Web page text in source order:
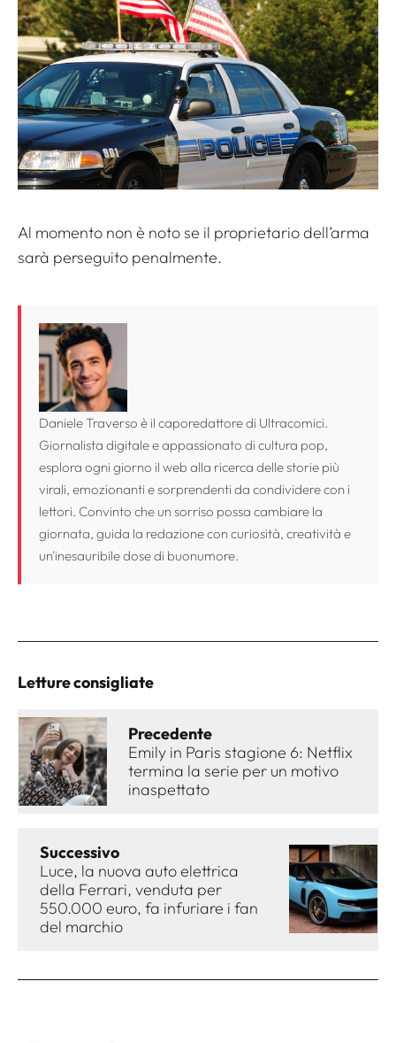
Al momento non è noto se il proprietario dell’arma
sarà perseguito penalmente.
Daniele Traverso è il caporedattore di Ultracomici.
Giornalista digitale e appassionato di cultura pop,
esplora ogni giorno il web alla ricerca delle storie più
virali, emozionanti e sorprendenti da condividere con i
lettori. Convinto che un sorriso possa cambiare la
giornata, guida la redazione con curiosità, creatività e
un'inesauribile dose di buonumore.
Letture consigliate
Precedente
Emily in Paris stagione 6: Netflix
termina la serie per un motivo
inaspettato
Successivo
Luce, la nuova auto elettrica
della Ferrari, venduta per
550.000 euro, fa infuriare i fan
del marchio